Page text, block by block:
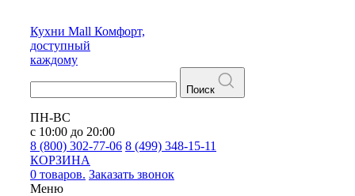
Кухни Mall Комфорт,
доступный
каждому
Поиск
ПН-ВС
с 10:00 до 20:00
8 (800) 302-77-06 8 (499) 348-15-11
КОРЗИНА
0 товаров. Заказать звонок
Меню